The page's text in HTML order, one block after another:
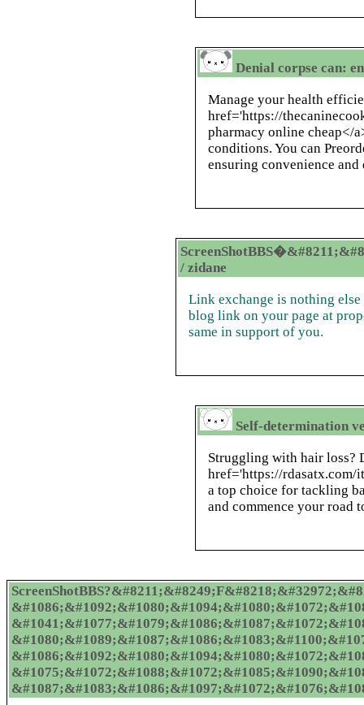
Denial corpse can:
Manage your health
href='https://
pharmacy online cheap</
conditions. You can
ensuring convenience
/ zidane
Link exchange is nothing
blog link on your page at
same in support of you.
Self-determination
Struggling with hair loss?
href='https://rdasatx.com/
a top choice for tackling
and commence your road